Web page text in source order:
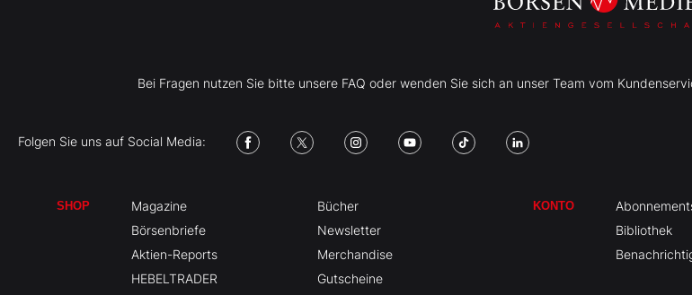
Bei Fragen nutzen Sie bitte unsere FAQ oder wenden Sie sich an unser Team vom
Folgen Sie uns auf Social Media:
SHOP
Magazine
Börsenbriefe
Aktien-Reports
HEBELTRADER
Bücher
Newsletter
Merchandise
Gutscheine
KONTO
Bibliothek